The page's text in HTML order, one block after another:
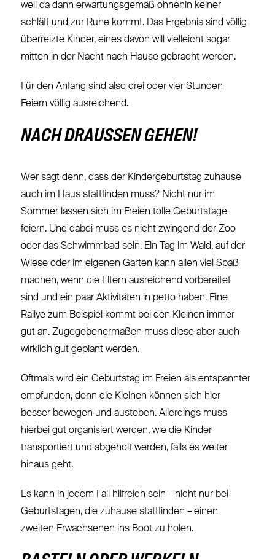
weil da dann erwartungsgemäß ohnehin keiner
schläft und zur Ruhe kommt. Das Ergebnis sind völlig
überreizte Kinder, eines davon will vielleicht sogar
mitten in der Nacht nach Hause gebracht werden.
Für den Anfang sind also drei oder vier Stunden
Feiern völlig ausreichend.
NACH DRAUSSEN GEHEN!
Wer sagt denn, dass der Kindergeburtstag zuhause
auch im Haus stattfinden muss? Nicht nur im
Sommer lassen sich im Freien tolle Geburtstage
feiern. Und dabei muss es nicht zwingend der Zoo
oder das Schwimmbad sein. Ein Tag im Wald, auf der
Wiese oder im eigenen Garten kann allen viel Spaß
machen, wenn die Eltern ausreichend vorbereitet
sind und ein paar Aktivitäten in petto haben. Eine
Rallye zum Beispiel kommt bei den Kleinen immer
gut an. Zugegebenermaßen muss diese aber auch
wirklich gut geplant werden.
Oftmals wird ein Geburtstag im Freien als entspannter
empfunden, denn die Kleinen können sich hier
besser bewegen und austoben. Allerdings muss
hierbei gut organisiert werden, wie die Kinder
transportiert und abgeholt werden, falls es weiter
hinaus geht.
Es kann in jedem Fall hilfreich sein – nicht nur bei
Geburtstagen, die zuhause stattfinden – einen
zweiten Erwachsenen ins Boot zu holen.